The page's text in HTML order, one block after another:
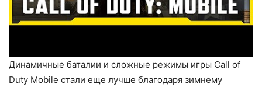
Динамичные баталии и сложные режимы игры Call of
Duty Mobile стали еще лучше благодаря зимнему